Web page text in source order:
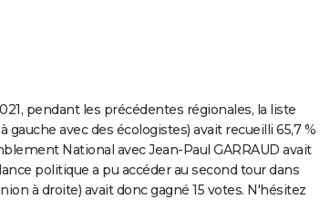
pendant les précédentes régionales, la liste
gauche avec des écologistes) avait recueilli 65,7 %
National avec Jean-Paul GARRAUD avait
politique a pu accéder au second tour dans
à droite) avait donc gagné 15 votes. N'hésitez